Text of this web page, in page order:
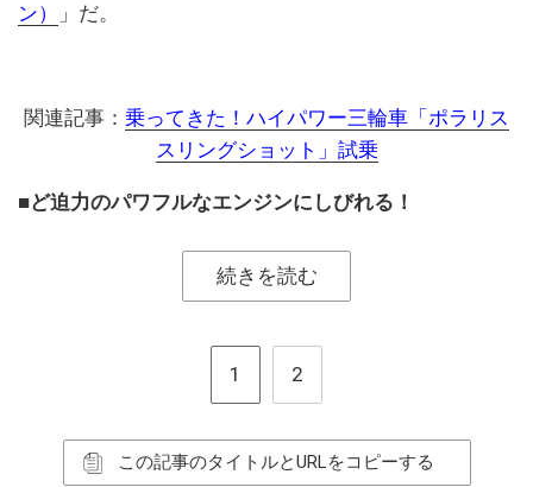
ン）
」だ。
関連記事： 乗ってきた！ハイパワー三輪車「ポラリス
スリングショット」試乗
■ど迫力のパワフルなエンジンにしびれる！
続きを読む
1 2
この記事のタイトルとURLをコピーする